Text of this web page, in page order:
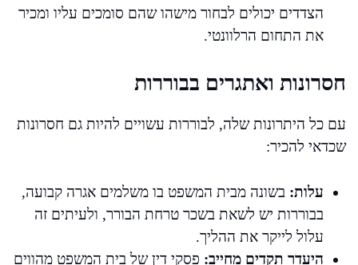
הצדדים יכולים לבחור מישהו שהם סומכים עליו ומכיר
את התחום הרלוונטי.
חסרונות ואתגרים בבוררות
עם כל היתרונות שלה, לבוררות עשויים להיות גם חסרונות
שכדאי להכיר:
עלות: בשונה מבית המשפט בו משלמים אגרה קבועה,
בבוררות יש לשאת בשכר טרחת הבורר, ולעיתים זה
עלול לייקר את ההליך.
היעדר תקדים מחייב: פסקי דין של בית המשפט מהווים